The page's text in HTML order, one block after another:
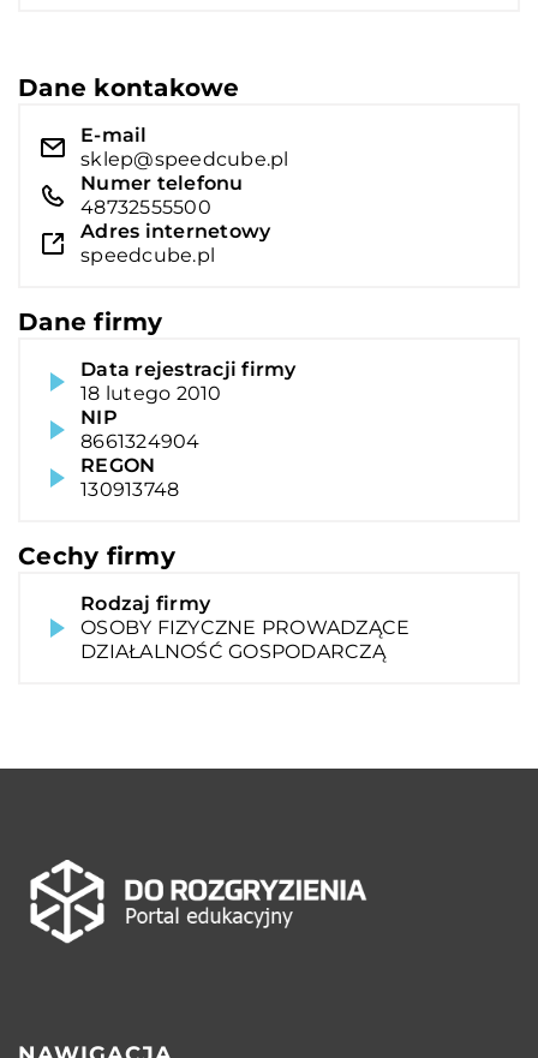
Dane kontakowe
E-mail
sklep@speedcube.pl
Numer telefonu
48732555500
Adres internetowy
speedcube.pl
Dane firmy
Data rejestracji firmy
18 lutego 2010
NIP
8661324904
REGON
130913748
Cechy firmy
Rodzaj firmy
OSOBY FIZYCZNE PROWADZĄCE
DZIAŁALNOŚĆ GOSPODARCZĄ